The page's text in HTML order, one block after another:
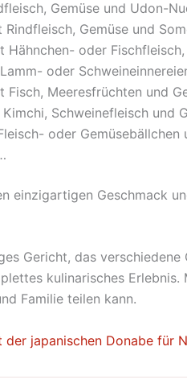
Gemüse und Udon-
Gemüse und
oder
oder
Meeresfrüchten und
Schweinefleisch und
oder Gemüsebällchen
einzigartigen Geschmack
Gericht, das
kulinarisches
Familie teilen kann.
japanischen Donabe für